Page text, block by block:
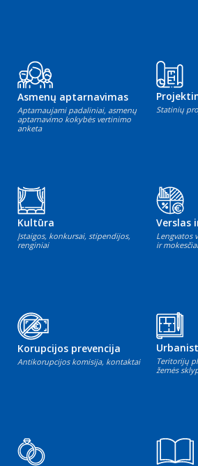
Asmenų aptarnavimas
Aptarnaujami padaliniai, asmenų
aptarnavimo kokybės vertinimo
anketa
Statinių
Kultūra
Įstaigos, konkursai, stipendijos,
renginiai
Verslas
Lengvatos
ir
Korupcijos prevencija
Antikorupcijos komisija, kontaktai
Teritorijų
žemės